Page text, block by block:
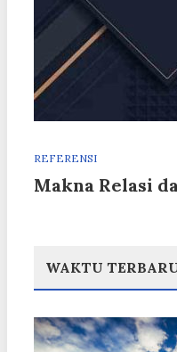
REFERENSI
Makna Relasi
WAKTU